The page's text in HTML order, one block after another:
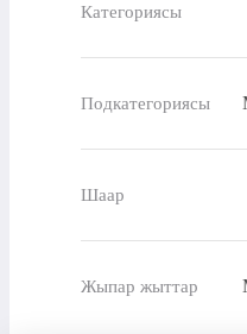
Категориясы
Подкатегориясы
Шаар
Жыпар жыттар